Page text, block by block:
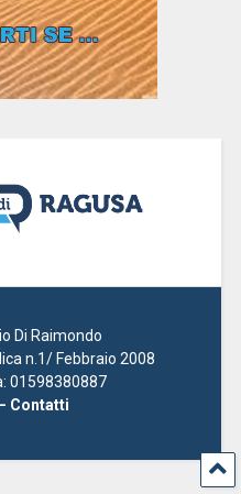
Di Raimondo
n.1/ Febbraio 2008
01598380887
Contatti